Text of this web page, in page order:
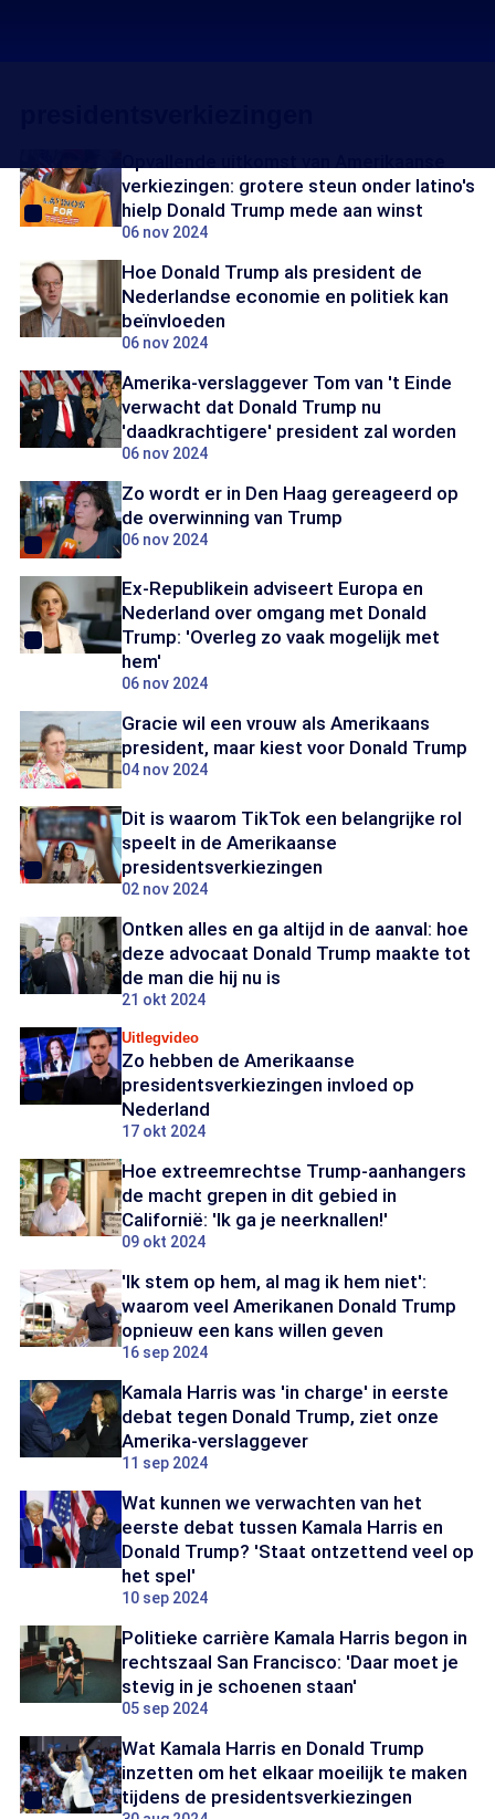
verkiezingen: grotere steun onder latino's
hielp Donald Trump mede aan winst
06 nov 2024
Hoe Donald Trump als president de
Nederlandse economie en politiek kan
beïnvloeden
06 nov 2024
Amerika-verslaggever Tom van 't Einde
verwacht dat Donald Trump nu
'daadkrachtigere' president zal worden
06 nov 2024
Zo wordt er in Den Haag gereageerd op
de overwinning van Trump
06 nov 2024
Ex-Republikein adviseert Europa en
Nederland over omgang met Donald
Trump: 'Overleg zo vaak mogelijk met
hem'
06 nov 2024
Gracie wil een vrouw als Amerikaans
president, maar kiest voor Donald Trump
04 nov 2024
Dit is waarom TikTok een belangrijke rol
speelt in de Amerikaanse
presidentsverkiezingen
02 nov 2024
Ontken alles en ga altijd in de aanval: hoe
deze advocaat Donald Trump maakte tot
de man die hij nu is
21 okt 2024
Uitlegvideo
Zo hebben de Amerikaanse
presidentsverkiezingen invloed op
Nederland
17 okt 2024
Hoe extreemrechtse Trump-aanhangers
de macht grepen in dit gebied in
Californië: 'Ik ga je neerknallen!'
09 okt 2024
'Ik stem op hem, al mag ik hem niet':
waarom veel Amerikanen Donald Trump
opnieuw een kans willen geven
16 sep 2024
Kamala Harris was 'in charge' in eerste
debat tegen Donald Trump, ziet onze
Amerika-verslaggever
11 sep 2024
Wat kunnen we verwachten van het
eerste debat tussen Kamala Harris en
Donald Trump? 'Staat ontzettend veel op
het spel'
10 sep 2024
Politieke carrière Kamala Harris begon in
rechtszaal San Francisco: 'Daar moet je
stevig in je schoenen staan'
05 sep 2024
Wat Kamala Harris en Donald Trump
inzetten om het elkaar moeilijk te maken
tijdens de presidentsverkiezingen